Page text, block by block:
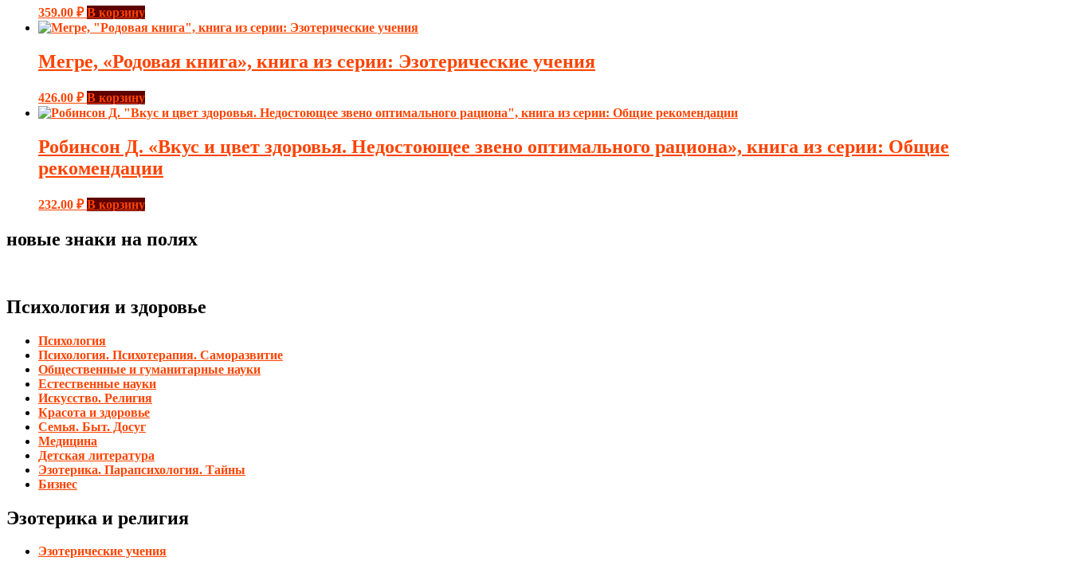
359.00 ₽ В корзину
Мегре, «Родовая книга», книга из серии: Эзотерические учения
426.00 ₽ В корзину
Робинсон Д. «Вкус и цвет здоровья. Недостоющее звено оптимального рациона», книга из серии: Общие
рекомендации
232.00 ₽ В корзину
новые знаки на полях
Психология и здоровье
Психология
Психология. Психотерапия. Саморазвитие
Общественные и гуманитарные науки
Естественные науки
Искусство. Религия
Красота и здоровье
Семья. Быт. Досуг
Медицина
Детская литература
Эзотерика. Парапсихология. Тайны
Бизнес
Эзотерика и религия
Эзотерические учения